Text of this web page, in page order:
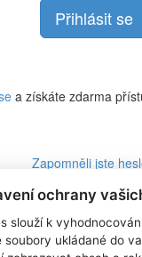
a získáte zdarma
Zapomněli jste
ochrany
slouží k
soubory ukládané do